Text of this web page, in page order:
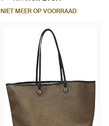
NIET MEER OP VOORRAAD